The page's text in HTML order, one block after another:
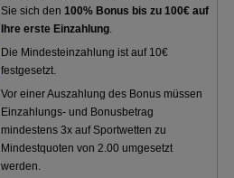
Sie sich den100% Bonus bis zu 100€ auf
Ihre erste Einzahlung.
Die Mindesteinzahlung ist auf 10€
festgesetzt.
Vor einer Auszahlung des Bonus müssen
Einzahlungs- und Bonusbetrag
mindestens 3x auf Sportwetten zu
Mindestquoten von 2.00 umgesetzt
werden.